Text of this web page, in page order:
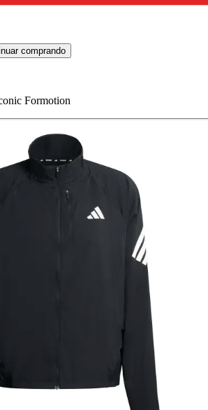
comprando
Formotion